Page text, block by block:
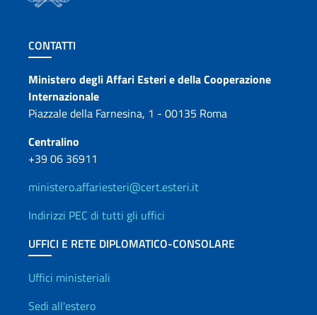
Sezione footer
CONTATTI
Contatti
Ministero degli Affari Esteri e della Cooperazione
Internazionale
Piazzale della Farnesina, 1 - 00135 Roma
Centralino
+39 06 36911
ministero.affariesteri@cert.esteri.it
Indirizzi PEC di tutti gli uffici
UFFICI E RETE DIPLOMATICO-CONSOLARE
Uffici e Rete diplomatica
Uffici ministeriali
Sedi all'estero